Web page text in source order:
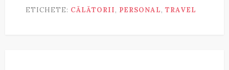
ETICHETE: CĂLĂTORII, PERSONAL, TRAVEL